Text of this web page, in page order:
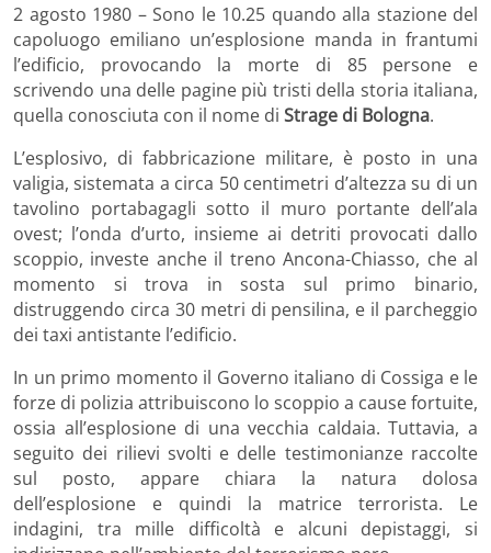
2 agosto 1980 – Sono le 10.25 quando alla stazione del
capoluogo emiliano un’esplosione manda in frantumi
l’edificio, provocando la morte di 85 persone e
scrivendo una delle pagine più tristi della storia italiana,
quella conosciuta con il nome di Strage di Bologna.
L’esplosivo, di fabbricazione militare, è posto in una
valigia, sistemata a circa 50 centimetri d’altezza su di un
tavolino portabagagli sotto il muro portante dell’ala
ovest; l’onda d’urto, insieme ai detriti provocati dallo
scoppio, investe anche il treno Ancona-Chiasso, che al
momento si trova in sosta sul primo binario,
distruggendo circa 30 metri di pensilina, e il parcheggio
dei taxi antistante l’edificio.
In un primo momento il Governo italiano di Cossiga e le
forze di polizia attribuiscono lo scoppio a cause fortuite,
ossia all’esplosione di una vecchia caldaia. Tuttavia, a
seguito dei rilievi svolti e delle testimonianze raccolte
sul posto, appare chiara la natura dolosa
dell’esplosione e quindi la matrice terrorista. Le
indagini, tra mille difficoltà e alcuni depistaggi, si